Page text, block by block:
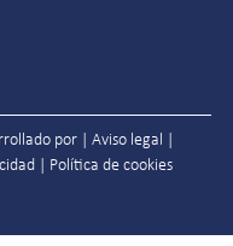
por |Aviso legal
Política de cookies